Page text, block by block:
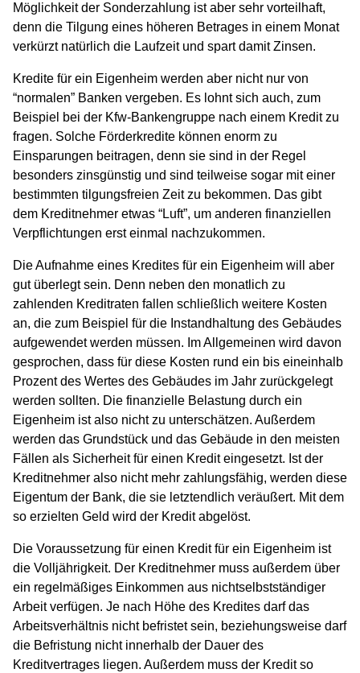
Möglichkeit der Sonderzahlung ist aber sehr vorteilhaft,
denn die Tilgung eines höheren Betrages in einem Monat
verkürzt natürlich die Laufzeit und spart damit Zinsen.
Kredite für ein Eigenheim werden aber nicht nur von
“normalen” Banken vergeben. Es lohnt sich auch, zum
Beispiel bei der Kfw-Bankengruppe nach einem Kredit zu
fragen. Solche Förderkredite können enorm zu
Einsparungen beitragen, denn sie sind in der Regel
besonders zinsgünstig und sind teilweise sogar mit einer
bestimmten tilgungsfreien Zeit zu bekommen. Das gibt
dem Kreditnehmer etwas “Luft”, um anderen finanziellen
Verpflichtungen erst einmal nachzukommen.
Die Aufnahme eines Kredites für ein Eigenheim will aber
gut überlegt sein. Denn neben den monatlich zu
zahlenden Kreditraten fallen schließlich weitere Kosten
an, die zum Beispiel für die Instandhaltung des Gebäudes
aufgewendet werden müssen. Im Allgemeinen wird davon
gesprochen, dass für diese Kosten rund ein bis eineinhalb
Prozent des Wertes des Gebäudes im Jahr zurückgelegt
werden sollten. Die finanzielle Belastung durch ein
Eigenheim ist also nicht zu unterschätzen. Außerdem
werden das Grundstück und das Gebäude in den meisten
Fällen als Sicherheit für einen Kredit eingesetzt. Ist der
Kreditnehmer also nicht mehr zahlungsfähig, werden diese
Eigentum der Bank, die sie letztendlich veräußert. Mit dem
so erzielten Geld wird der Kredit abgelöst.
Die Voraussetzung für einen Kredit für ein Eigenheim ist
die Volljährigkeit. Der Kreditnehmer muss außerdem über
ein regelmäßiges Einkommen aus nichtselbstständiger
Arbeit verfügen. Je nach Höhe des Kredites darf das
Arbeitsverhältnis nicht befristet sein, beziehungsweise darf
die Befristung nicht innerhalb der Dauer des
Kreditvertrages liegen. Außerdem muss der Kredit so